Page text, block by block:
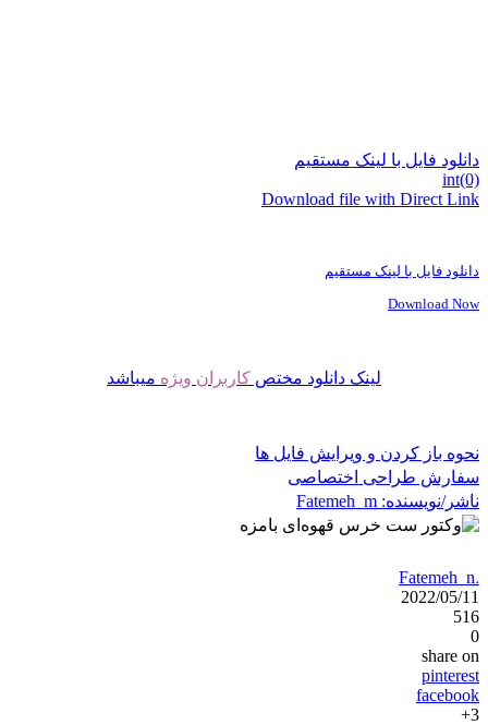
دانلود فایل با لینک مستقیم
int(0)
Download file with Direct Link
دانلود فایل با لینک مستقیم
Download Now
لینک دانلود مختص کاربران ویژه میباشد
نحوه باز کردن و ویرایش فایل ها
سفارش طراحی اختصاصی
ناشر/نویسنده: Fatemeh_m
Fatemeh_m
2022/05/11
516
0
share on
pinterest
facebook
3+